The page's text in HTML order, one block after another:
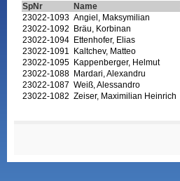
SpNr Name
23022-1093 Angiel, Maksymilian
23022-1092 Bräu, Korbinan
23022-1094 Ettenhofer, Elias
23022-1091
Kaltchev, Matteo
23022-1095 Kappenberger, Helmut
23022-1088 Mardari, Alexandru
23022-1087 Weiß, Alessandro
23022-1082 Zeiser, Maximilian Heinrich